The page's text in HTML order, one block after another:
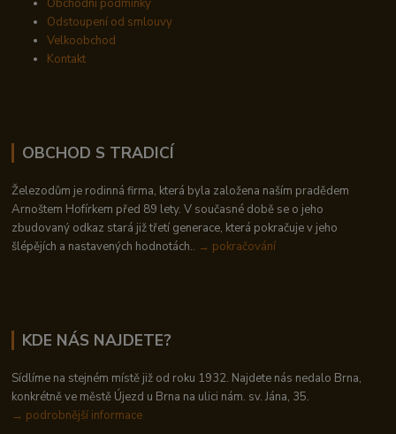
Obchodní podmínky
Odstoupení od smlouvy
Velkoobchod
Kontakt
OBCHOD S TRADICÍ
Železodům je rodinná firma, která byla založena naším pradědem
Arnoštem Hofírkem před 89 lety. V současné době se o jeho
zbudovaný odkaz stará již třetí generace, která pokračuje v jeho
šlépějích a nastavených hodnotách.. → pokračování
KDE NÁS NAJDETE?
Sídlíme na stejném místě již od roku 1932. Najdete nás nedalo Brna,
konkrétně ve městě Újezd u Brna na ulici nám. sv. Jána, 35.
→ podrobnější informace